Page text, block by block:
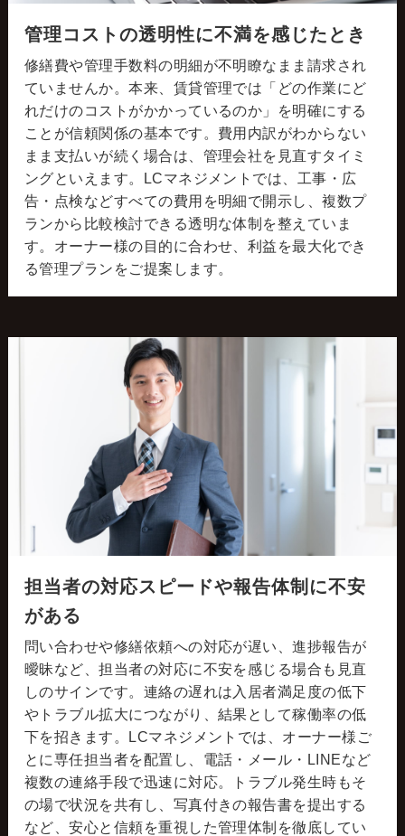
管理コストの透明性に不満を感じたとき
修繕費や管理手数料の明細が不明瞭なまま請求され
ていませんか。本来、賃貸管理では「どの作業にど
れだけのコストがかかっているのか」を明確にする
ことが信頼関係の基本です。費用内訳がわからない
まま支払いが続く場合は、管理会社を見直すタイミ
ングといえます。LCマネジメントでは、工事・広
告・点検などすべての費用を明細で開示し、複数プ
ランから比較検討できる透明な体制を整えていま
す。オーナー様の目的に合わせ、利益を最大化でき
る管理プランをご提案します。
担当者の対応スピードや報告体制に不安
がある
問い合わせや修繕依頼への対応が遅い、進捗報告が
曖昧など、担当者の対応に不安を感じる場合も見直
しのサインです。連絡の遅れは入居者満足度の低下
やトラブル拡大につながり、結果として稼働率の低
下を招きます。LCマネジメントでは、オーナー様ご
とに専任担当者を配置し、電話・メール・LINEなど
複数の連絡手段で迅速に対応。トラブル発生時もそ
の場で状況を共有し、写真付きの報告書を提出する
など、安心と信頼を重視した管理体制を徹底してい